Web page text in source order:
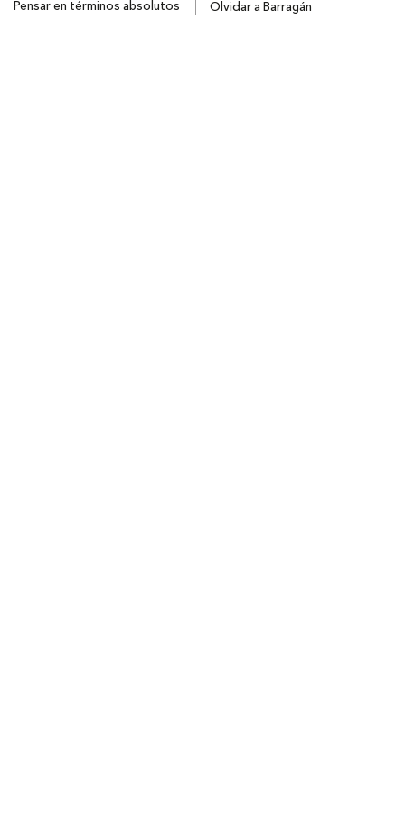
Pensar en términos absolutos Olvidar a Barragán